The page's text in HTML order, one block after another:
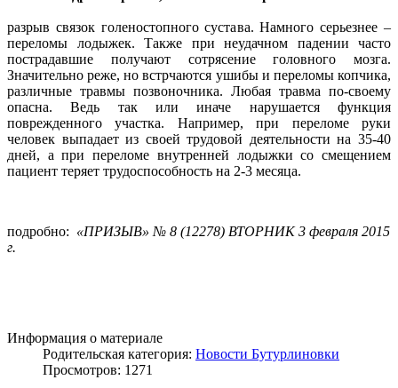
разрыв связок голеностопного сустава. Намного серьезнее –
переломы лодыжек. Также при неудачном падении часто
пострадавшие получают сотрясение головного мозга.
Значительно реже, но встрчаются ушибы и переломы копчика,
различные травмы позвоночника. Любая травма по-своему
опасна. Ведь так или иначе нарушается функция
поврежденного участка. Например, при переломе руки
человек выпадает из своей трудовой деятельности на 35-40
дней, а при переломе внутренней лодыжки со смещением
пациент теряет трудоспособность на 2-3 месяца.
подробно: «ПРИЗЫВ» № 8 (12278) ВТОРНИК 3 февраля 2015
г.
Информация о материале
Родительская категория: Новости Бутурлиновки
Просмотров: 1271